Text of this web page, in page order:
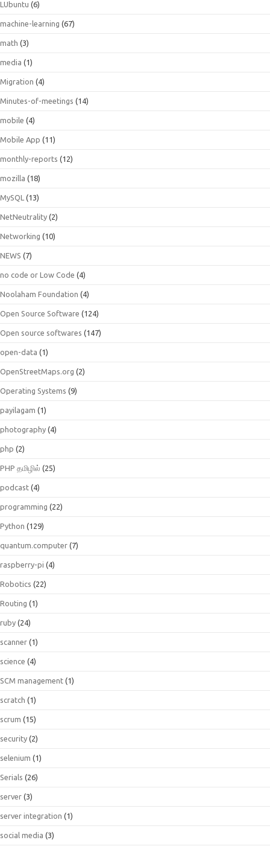
LUbuntu (6)
machine-learning (67)
math (3)
media (1)
Migration (4)
Minutes-of-meetings (14)
mobile (4)
Mobile App (11)
monthly-reports (12)
mozilla (18)
MySQL (13)
NetNeutrality (2)
Networking (10)
NEWS (7)
no code or Low Code (4)
Noolaham Foundation (4)
Open Source Software (124)
Open source softwares (147)
open-data (1)
OpenStreetMaps.org (2)
Operating Systems (9)
payilagam (1)
photography (4)
php (2)
PHP தமிழில் (25)
podcast (4)
programming (22)
Python (129)
quantum.computer (7)
raspberry-pi (4)
Robotics (22)
Routing (1)
ruby (24)
scanner (1)
science (4)
SCM management (1)
scratch (1)
scrum (15)
security (2)
selenium (1)
Serials (26)
server (3)
server integration (1)
social media (3)